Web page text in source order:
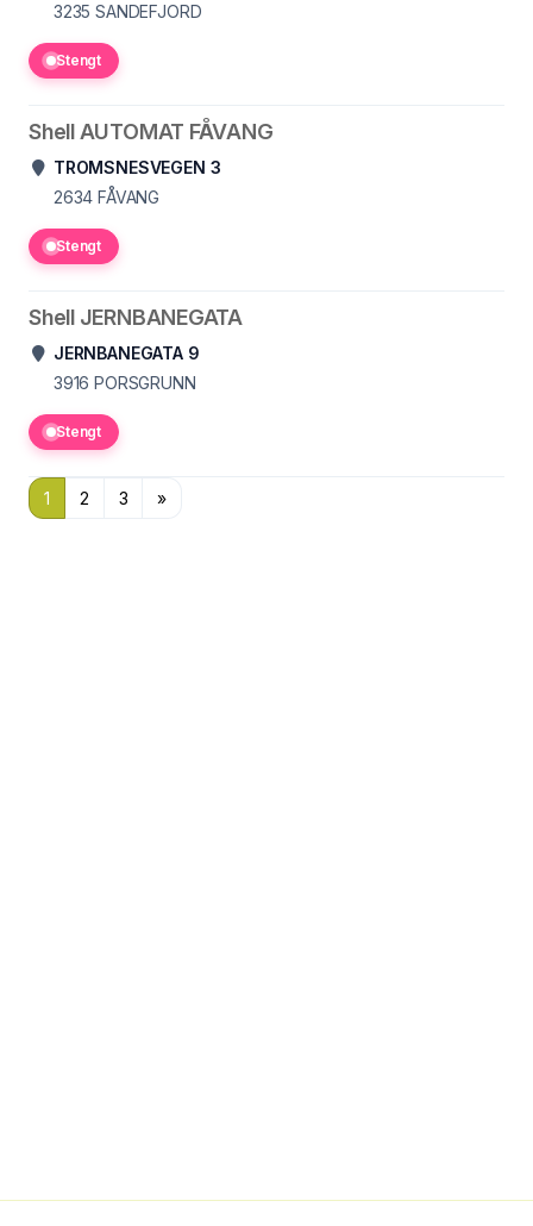
3235 SANDEFJORD
Stengt
Shell AUTOMAT FÅVANG
TROMSNESVEGEN 3
2634 FÅVANG
Stengt
Shell JERNBANEGATA
JERNBANEGATA 9
3916 PORSGRUNN
Stengt
1 2 3 »